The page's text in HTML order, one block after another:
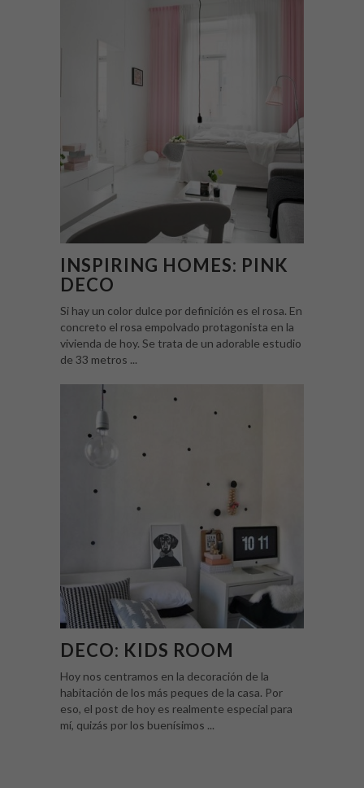
INSPIRING HOMES: PINK
DECO
Si hay un color dulce por definición es el rosa. En
concreto el rosa empolvado protagonista en la
vivienda de hoy. Se trata de un adorable estudio
de 33 metros ...
DECO: KIDS ROOM
Hoy nos centramos en la decoración de la
habitación de los más peques de la casa. Por
eso, el post de hoy es realmente especial para
mí, quizás por los buenísimos ...